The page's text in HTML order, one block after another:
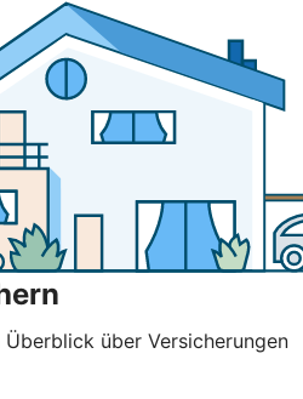
über Versicherungen